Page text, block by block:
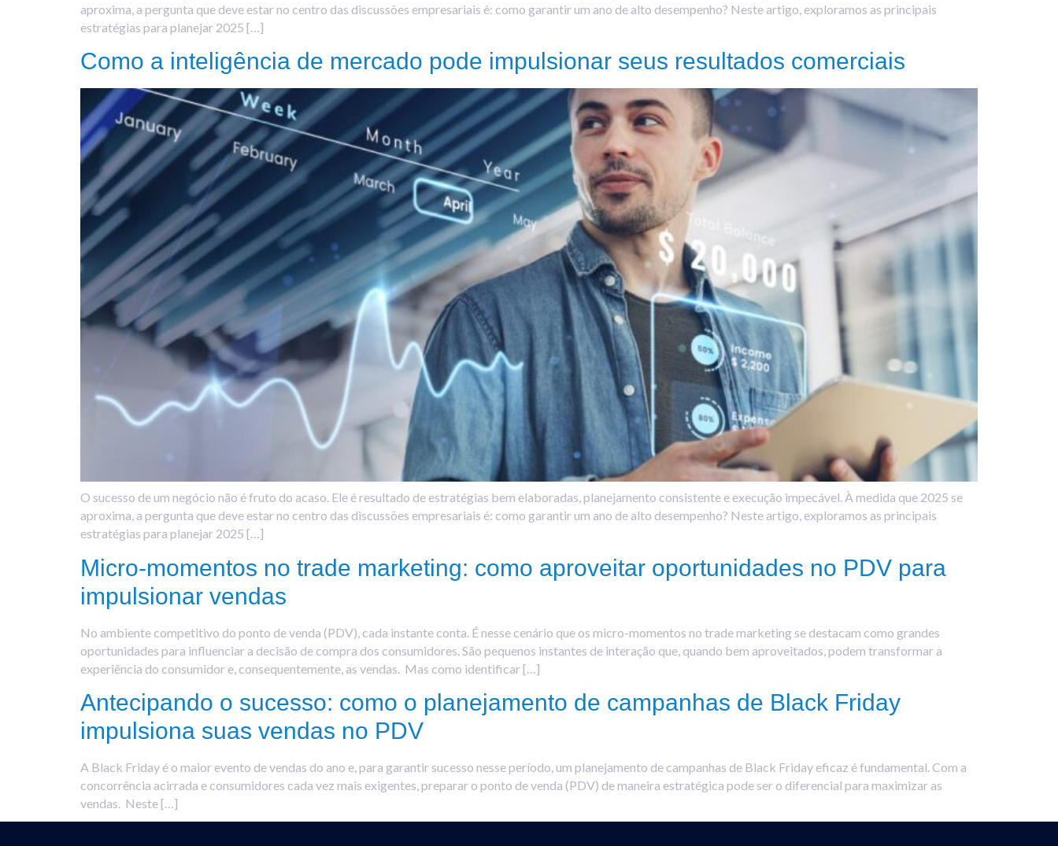
aproxima, a pergunta que deve estar no centro das discussões empresariais é: como garantir um ano de alto desempenho? Neste artigo, exploramos as principais
estratégias para planejar 2025 […]
Como a inteligência de mercado pode impulsionar seus resultados comerciais
O sucesso de um negócio não é fruto do acaso. Ele é resultado de estratégias bem elaboradas, planejamento consistente e execução impecável. À medida que 2025 se
aproxima, a pergunta que deve estar no centro das discussões empresariais é: como garantir um ano de alto desempenho? Neste artigo, exploramos as principais
estratégias para planejar 2025 […]
Micro-momentos no trade marketing: como aproveitar oportunidades no PDV para
impulsionar vendas
No ambiente competitivo do ponto de venda (PDV), cada instante conta. É nesse cenário que os micro-momentos no trade marketing se destacam como grandes
oportunidades para influenciar a decisão de compra dos consumidores. São pequenos instantes de interação que, quando bem aproveitados, podem transformar a
experiência do consumidor e, consequentemente, as vendas. Mas como identificar […]
Antecipando o sucesso: como o planejamento de campanhas de Black Friday
impulsiona suas vendas no PDV
A Black Friday é o maior evento de vendas do ano e, para garantir sucesso nesse período, um planejamento de campanhas de Black Friday eficaz é fundamental. Com a
concorrência acirrada e consumidores cada vez mais exigentes, preparar o ponto de venda (PDV) de maneira estratégica pode ser o diferencial para maximizar as
vendas. Neste […]